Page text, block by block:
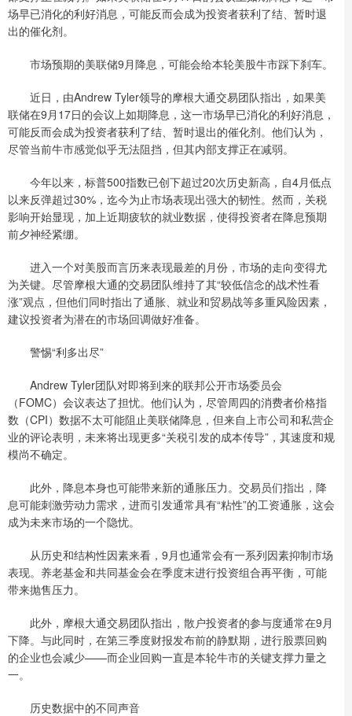
场早已消化的利好消息，可能反而会成为投资者获利了结、暂时退
出的催化剂。
市场预期的美联储9月降息，可能会给本轮美股牛市踩下刹车。
近日，由Andrew Tyler领导的摩根大通交易团队指出，如果美
联储在9月17日的会议上如期降息，这一市场早已消化的利好消息，
可能反而会成为投资者获利了结、暂时退出的催化剂。他们认为，
尽管当前牛市感觉似乎无法阻挡，但其内部支撑正在减弱。
今年以来，标普500指数已创下超过20次历史新高，自4月低点
以来反弹超过30%，迄今为止市场表现出强大的韧性。然而，关税
影响开始显现，加上近期疲软的就业数据，使得投资者在降息预期
前夕神经紧绷。
进入一个对美股而言历来表现最差的月份，市场的走向变得尤
为关键。尽管摩根大通的交易团队维持了其“较低信念的战术性看
涨”观点，但他们同时指出了通胀、就业和贸易战等多重风险因素，
建议投资者为潜在的市场回调做好准备。
警惕“利多出尽”
Andrew Tyler团队对即将到来的联邦公开市场委员会
（FOMC）会议表达了担忧。他们认为，尽管周四的消费者价格指
数（CPI）数据不太可能阻止美联储降息，但来自上市公司和私营企
业的评论表明，未来将出现更多“关税引发的成本传导”，其速度和规
模尚不确定。
此外，降息本身也可能带来新的通胀压力。交易员们指出，降
息可能刺激劳动力需求，进而引发通常具有“粘性”的工资通胀，这会
成为未来市场的一个隐忧。
从历史和结构性因素来看，9月也通常会有一系列因素抑制市场
表现。养老基金和共同基金会在季度末进行投资组合再平衡，可能
带来抛售压力。
此外，摩根大通交易团队指出，散户投资者的参与度通常在9月
下降。与此同时，在第三季度财报发布前的静默期，进行股票回购
的企业也会减少——而企业回购一直是本轮牛市的关键支撑力量之
一。
历史数据中的不同声音